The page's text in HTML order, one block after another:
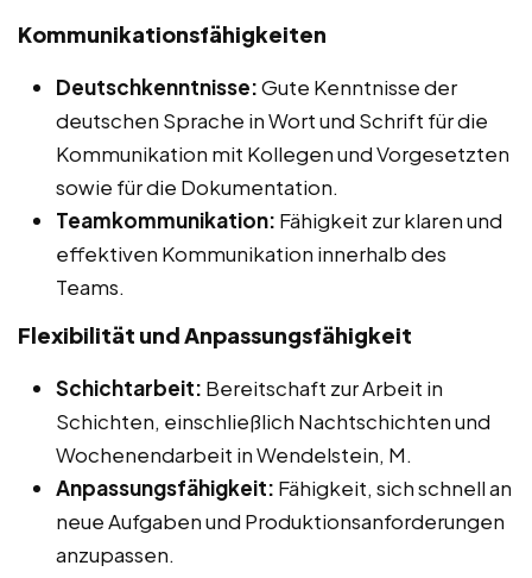
Kommunikationsfähigkeiten
Deutschkenntnisse:Gute Kenntnisse der
deutschen Sprache in Wort und Schrift für die
Kommunikation mit Kollegen und Vorgesetzten
sowie für die Dokumentation.
Teamkommunikation: Fähigkeit zur klaren und
effektiven Kommunikation innerhalb des
Teams.
Flexibilität und Anpassungsfähigkeit
Schichtarbeit: Bereitschaft zur Arbeit in
Schichten, einschließlich Nachtschichten und
Wochenendarbeit in Wendelstein, M.
Anpassungsfähigkeit: Fähigkeit, sich schnell an
neue Aufgaben und Produktionsanforderungen
anzupassen.